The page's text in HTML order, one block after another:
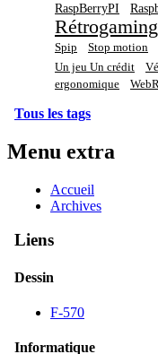
RaspBerryPI
Rétrogaming
Spip
Stop motion
Un jeu Un crédit
ergonomique
Tous les tags
Menu extra
Accueil
Archives
Liens
Dessin
F-570
Informatique